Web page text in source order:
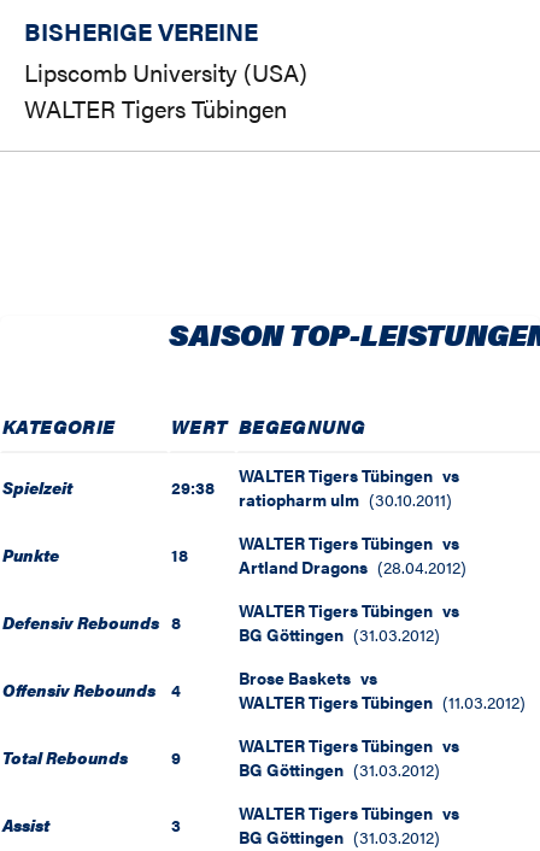
BISHERIGE VEREINE
Lipscomb University (USA)
WALTER Tigers Tübingen
SAISON TOP-
KATEGORIE WERT BEGEGNUNG
Spielzeit 29:38 WALTER Tigers Tübingen vs
ratiopharm ulm (30.10.2011)
Punkte 18 WALTER Tigers Tübingen vs
Artland Dragons (28.04.2012)
Defensiv Rebounds 8 WALTER Tigers Tübingen vs
BG Göttingen (31.03.2012)
Offensiv Rebounds 4 Brose Baskets vs
WALTER Tigers Tübingen (11.03.2012)
Total Rebounds 9 WALTER Tigers Tübingen vs
BG Göttingen (31.03.2012)
Assist 3 WALTER Tigers Tübingen vs
BG Göttingen (31.03.2012)